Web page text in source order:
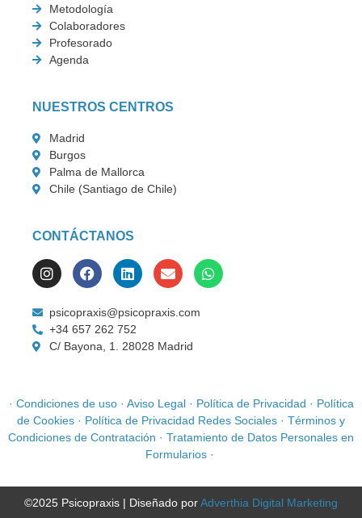
Metodología
Colaboradores
Profesorado
Agenda
NUESTROS CENTROS
Madrid
Burgos
Palma de Mallorca
Chile (Santiago de Chile)
CONTÁCTANOS
psicopraxis@psicopraxis.com
+34 657 262 752
C/ Bayona, 1. 28028 Madrid
· Condiciones de uso· Aviso Legal· Política de Privacidad · Política
de Cookies · Política de Privacidad Redes Sociales · Términos y
Condiciones de Contratación · Tratamiento de Datos Personales en
Formularios·
©2025 Psicopraxis | Diseñado porAdverthia Digital Marketing